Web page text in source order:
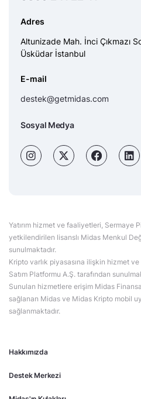
Hakkımızda
Destek Merkezi
Adres
Altunizade Mah. İnci Çıkmazı
Üsküdar İstanbul
E-mail
destek@getmidas.com
Sosyal Medya
Yatırım hizmet ve faaliyetleri, Sermaye
yetkilendirilen lisanslı Midas Menkul
sunulmaktadır.
Kripto varlık piyasasına ilişkin hizmet
Satım Platformu A.Ş. tarafından
Sunulan hizmetlere erişim Midas
sağlanan Midas ve Midas Kripto mobil
sağlanmaktadır.